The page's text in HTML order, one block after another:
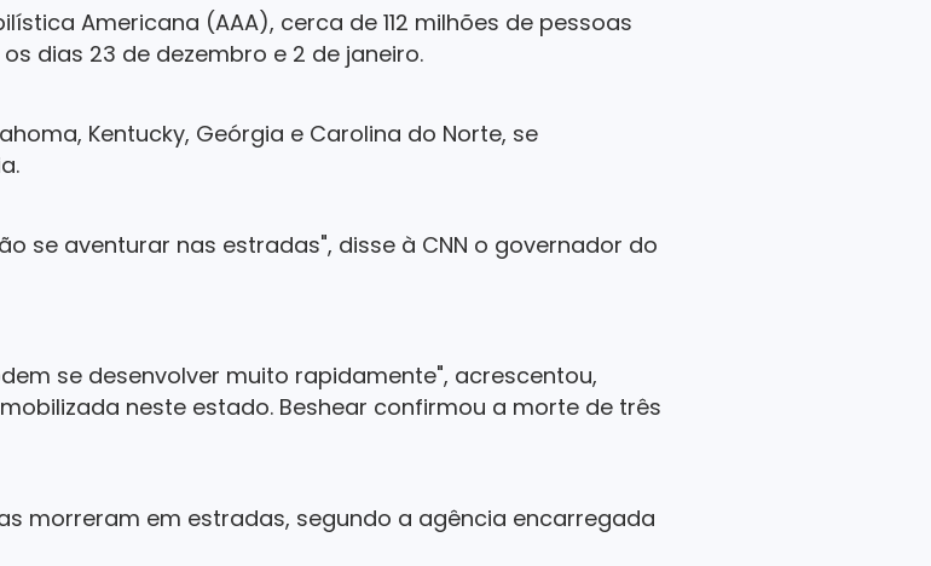
Americana (AAA), cerca de 112 milhões de pessoas
dias 23 de dezembro e 2 de janeiro.
Kentucky, Geórgia e Carolina do Norte, se
se aventurar nas estradas", disse à CNN o governador do
se desenvolver muito rapidamente", acrescentou,
neste estado. Beshear confirmou a morte de três
morreram em estradas, segundo a agência encarregada